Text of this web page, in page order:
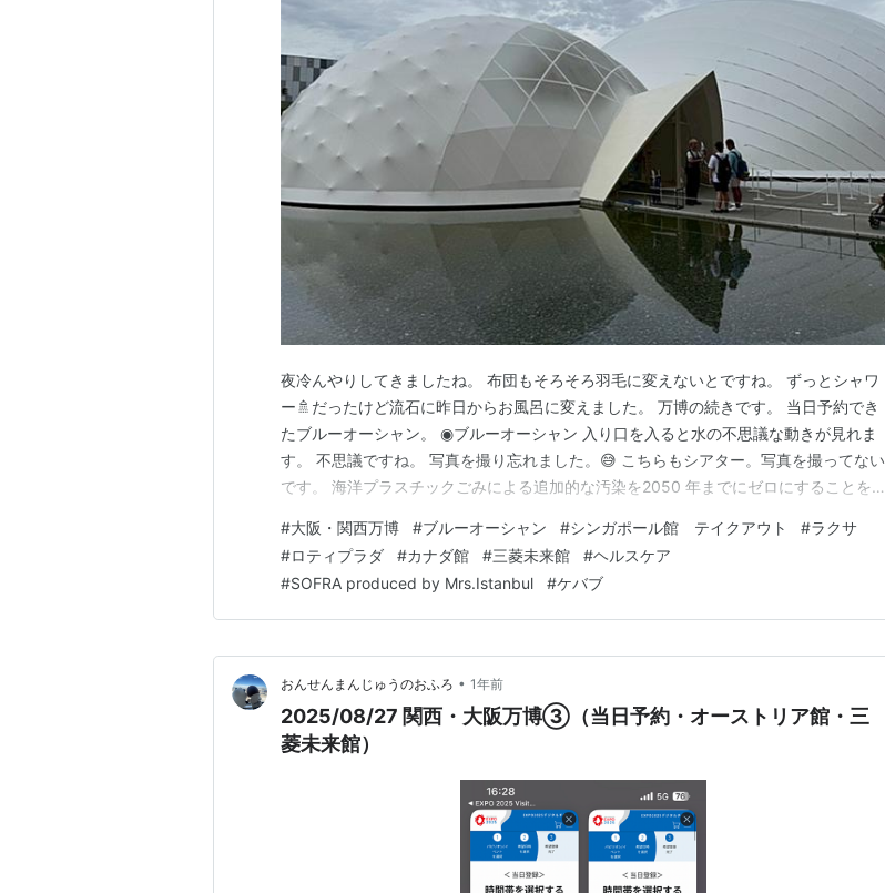
夜冷んやりしてきましたね。 布団もそろそろ羽毛に変えないとですね。 ずっとシャワ
ー🚿だったけど流石に昨日からお風呂に変えました。 万博の続きです。 当日予約でき
たブルーオーシャン。 ◉ブルーオーシャン 入り口を入ると水の不思議な動きが見れま
す。 不思議ですね。 写真を撮り忘れました。😅 こちらもシアター。写真を撮ってない
です。 海洋プラスチックごみによる追加的な汚染を2050 年までにゼロにすることを
ボトルの使用を考えないとなぁと思いました。 お腹空きました。 一緒に行った人がシ
ンガポール🇸🇬料理が食べたいってことで…
#大阪・関西万博 #ブルーオーシャン #シンガポール館 テイクアウト #ラクサ
#ロティプラダ #カナダ館 #三菱未来館 #ヘルスケア
#SOFRA produced by Mrs.Istanbul #ケバブ
おんせんまんじゅうのおふろ • 1年前
2025/08/27 関西・大阪万博③（当日予約・オーストリア館・三
菱未来館）